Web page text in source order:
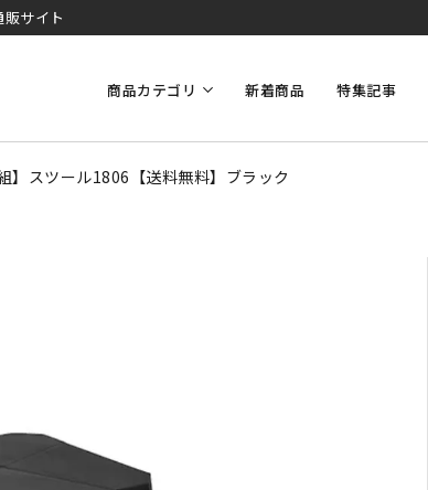
サイト
商品カテゴリ 新着商品 特集記事
】スツール1806【送料無料】ブラック